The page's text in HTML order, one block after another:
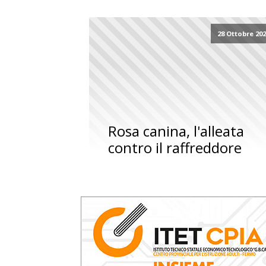
28 Ottobre
Rosa canina, l'alleata
contro il raffreddore